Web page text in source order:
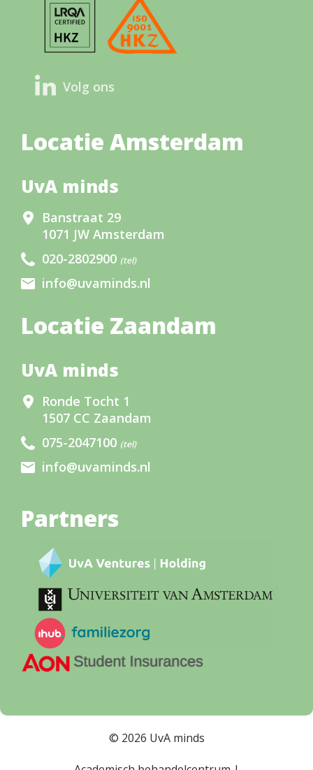
Volg ons
Locatie Amsterdam
UvA minds
Banstraat 29
1071 JW Amsterdam
020-2802900 (tel)
info@uvaminds.nl
Locatie Zaandam
UvA minds
Ronde Tocht 1
1507 CC Zaandam
075-2047100 (tel)
info@uvaminds.nl
Partners
© 2026 UvA minds